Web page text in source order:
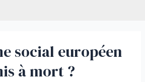
social européen
à mort ?